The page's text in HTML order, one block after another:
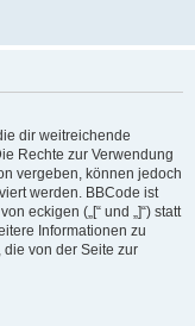
dir weitreichende
Rechte zur Verwendung
vergeben, können jedoch
werden. BBCode ist
eckigen („[“ und „]“) statt
Informationen zu
von der Seite zur